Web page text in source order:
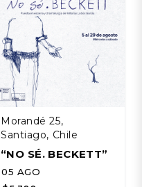
Morandé 25,
Santiago, Chile
“NO SÉ. BECKETT”
05 AGO